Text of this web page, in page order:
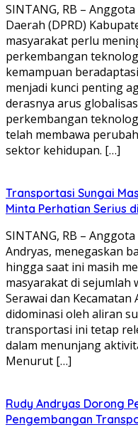
SINTANG, RB –
Daerah (DPRD)
masyarakat perlu
perkembangan
kemampuan
menjadi kunci penting
derasnya arus
perkembangan
telah membawa
sektor kehidupan. […]
Transportasi Sungai
Minta Perhatian Serius
SINTANG, RB –
Andryas, menegaskan
hingga saat ini masih
masyarakat di sejumlah
Serawai dan
didominasi oleh aliran
transportasi ini tetap
dalam menunjang
Menurut […]
Rudy Andryas Dorong
Pengembangan